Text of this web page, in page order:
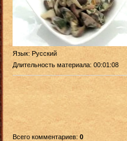
Язык: Русский
Длительность материала: 00:01:08
Всего комментариев: 0